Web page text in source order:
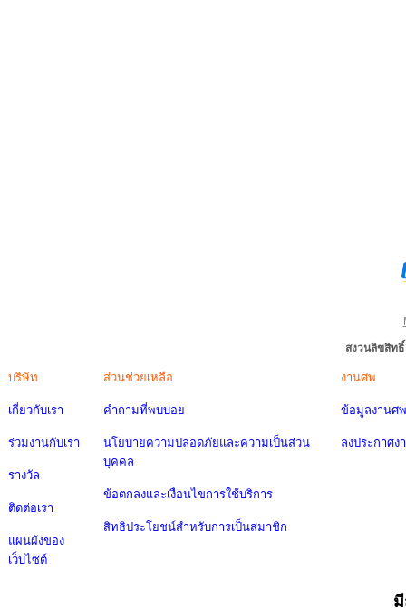
สงวนลิขสิท
บริษัท
เกี่ยวกับเรา
ร่วมงานกับเรา
รางวัล
ติดต่อเรา
แผนผังของ
เว็บไซต์
ส่วนช่วยเหลือ
คำถามที่พบบ่อย
นโยบายความปลอดภัยและความเป็นส่วน
บุคคล
ข้อตกลงและเงื่อนไขการใช้บริการ
สิทธิประโยชน์สำหรับการเป็นสมาชิก
งานศพ
ข้อมูลงานศพ
ลงประกาศง